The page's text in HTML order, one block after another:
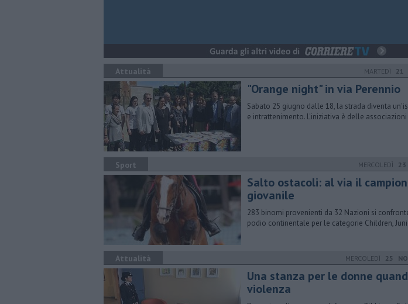
Attualità MARTEDÌ 21
"Orange night" in via Perennio
Sabato 25 giugno dalle 18, la strada diventa
e intrattenimento. L'iniziativa è delle
Sport MERCOLEDÌ
Salto ostacoli: al via il
giovanile
283 binomi provenienti da 32 Nazioni si
podio continentale per le categorie Children,
Attualità MERCOLEDÌ 25
Una stanza per le donne
violenza